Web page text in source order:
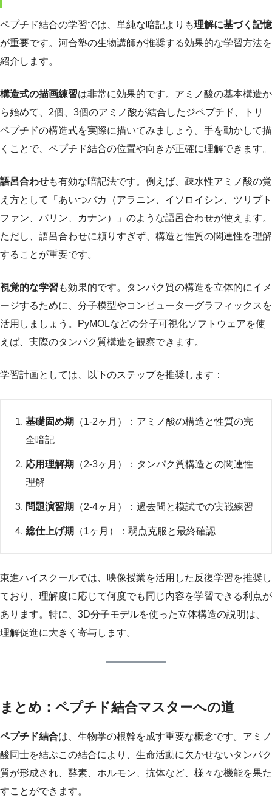
ペプチド結合の学習では、単純な暗記よりも理解に基づく記憶
が重要です。河合塾の生物講師が推奨する効果的な学習方法を
紹介します。
構造式の描画練習は非常に効果的です。アミノ酸の基本構造か
ら始めて、2個、3個のアミノ酸が結合したジペプチド、トリ
ペプチドの構造式を実際に描いてみましょう。手を動かして描
くことで、ペプチド結合の位置や向きが正確に理解できます。
語呂合わせも有効な暗記法です。例えば、疎水性アミノ酸の覚
え方として「あいつバカ（アラニン、イソロイシン、ツリプト
ファン、バリン、カナン）」のような語呂合わせが使えます。
ただし、語呂合わせに頼りすぎず、構造と性質の関連性を理解
することが重要です。
視覚的な学習 も効果的です。タンパク質の構造を立体的にイメ
ージするために、分子模型やコンピューターグラフィックスを
活用しましょう。PyMOLなどの分子可視化ソフトウェアを使
えば、実際のタンパク質構造を観察できます。
学習計画としては、以下のステップを推奨します：
基礎固め期
（1-2ヶ月）：アミノ酸の構造と性質の完
全暗記
応用理解期
（2-3ヶ月）：タンパク質構造との関連性
理解
問題演習期 （2-4ヶ月）：過去問と模試での実戦練習
総仕上げ期 （1ヶ月）：弱点克服と最終確認
東進ハイスクールでは、映像授業を活用した反復学習を推奨し
ており、理解度に応じて何度でも同じ内容を学習できる利点が
あります。特に、3D分子モデルを使った立体構造の説明は、
理解促進に大きく寄与します。
まとめ：ペプチド結合マスターへの道
ペプチド結合は、生物学の根幹を成す重要な概念です。アミノ
酸同士を結ぶこの結合により、生命活動に欠かせないタンパク
質が形成され、酵素、ホルモン、抗体など、様々な機能を果た
すことができます。